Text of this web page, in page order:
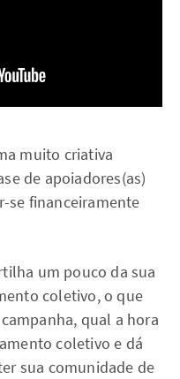
muito criativa
de apoiadores(as)
se financeiramente
um pouco da sua
coletivo, o que
qual a hora
coletivo e dá
sua comunidade de